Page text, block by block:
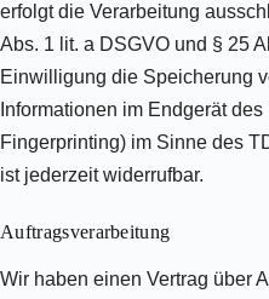
erfolgt die Verarbeitung
Abs. 1 lit. a DSGVO und § 25
Einwilligung die Speicherung
Informationen im Endgerät
Fingerprinting) im Sinne des
ist jederzeit widerrufbar.
Auftragsverarbeitung
Wir haben einen Vertrag über